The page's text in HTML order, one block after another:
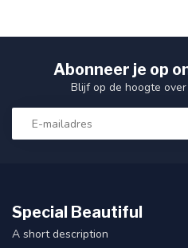
Abonneer je op
Blijf op de hoogte
Special Beautiful
A short description